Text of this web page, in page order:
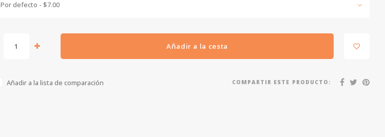
Por defecto - $7.00
Añadir a la cesta
Añadir a la lista de comparación COMPARTIR ESTE PRODUCTO: